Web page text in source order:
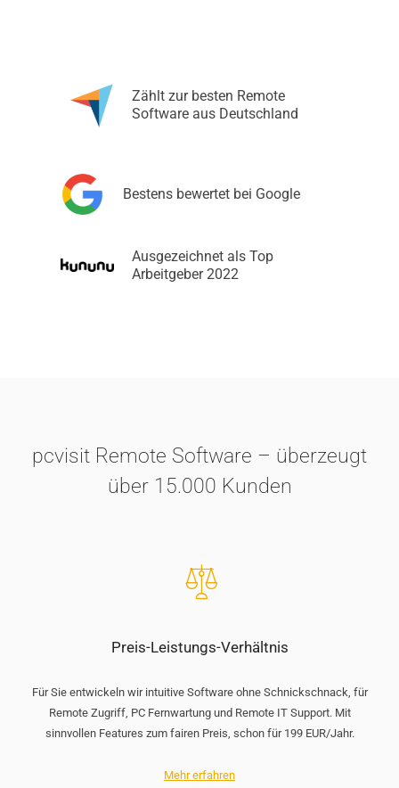
Zählt zur besten Remote
Software aus Deutschland
Bestens bewertet bei Google
Ausgezeichnet als Top
Arbeitgeber 2022
pcvisit Remote Software – überzeugt
über 15.000 Kunden
Preis-Leistungs-Verhältnis
Für Sie entwickeln wir intuitive Software ohne Schnickschnack, für
Remote Zugriff, PC Fernwartung und Remote IT Support. Mit
sinnvollen Features zum fairen Preis, schon für 199 EUR/Jahr.
Mehr erfahren